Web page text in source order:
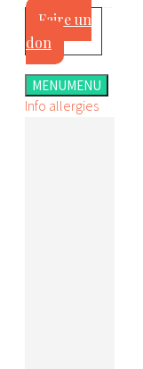
Faire un
don
MENUMENU
Info allergies